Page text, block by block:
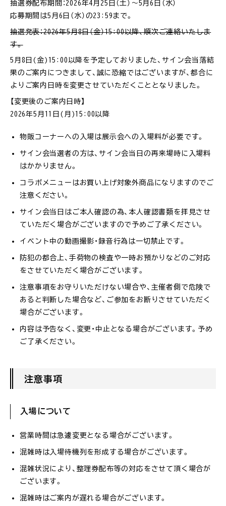
抽選券配布期間：2026年4月25日（土）〜5月6日（水）
応募期間は5月6日（水）の23:59まで。
抽選発表：2026年5月8日（金）15:00以降、順次ご連絡いたしま
す。
5月8日(金)15:00以降を予定しておりました、サイン会当落結
果のご案内につきまして、誠に恐縮ではございますが、都合に
よりご案内日時を変更させていただくこととなりました。
【変更後のご案内日時】
2026年5月11日(月)15:00以降
物販コーナーへの入場は展示会への入場料が必要です。
サイン会当選者の方は、サイン会当日の再来場時に入場料
はかかりません。
コラボメニューはお買い上げ対象外商品になりますのでご
注意ください。
サイン会当日はご本人確認の為、本人確認書類を拝見させ
ていただく場合がございますので予めご了承ください。
イベント中の動画撮影・録音行為は一切禁止です。
防犯の都合上、手荷物の検査や一時お預かりなどのご対応
をさせていただく場合がございます。
注意事項をお守りいただけない場合や、主催者側で危険で
あると判断した場合など、ご参加をお断りさせていただく
場合がございます。
内容は予告なく、変更・中止となる場合がございます。予め
ご了承ください。
注意事項
入場について
営業時間は急遽変更となる場合がございます。
混雑時は入場待機列を形成する場合がございます。
混雑状況により、整理券配布等の対応をさせて頂く場合が
ございます。
混雑時はご案内が遅れる場合がございます。